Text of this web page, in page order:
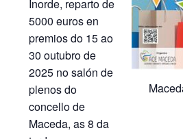
Inorde, reparto de
5000 euros en
premios do 15 ao
30 outubro de
2025 no salón de
plenos do
concello de
Maceda, as 8 da